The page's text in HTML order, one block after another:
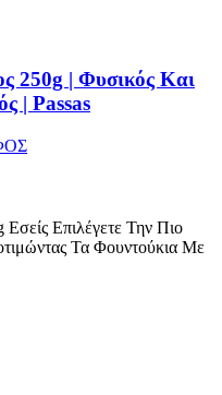
250g | Φυσικός Και
| Passas
Επιλέγετε Την Πιο
Τα Φουντούκια Με